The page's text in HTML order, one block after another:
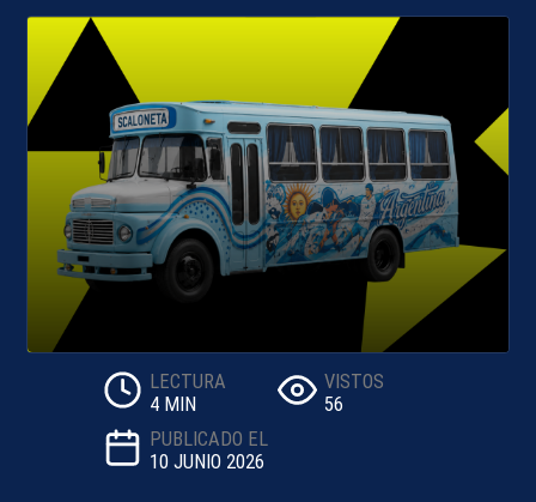
LECTURA
4 MIN
VISTOS
56
PUBLICADO EL
10 JUNIO 2026